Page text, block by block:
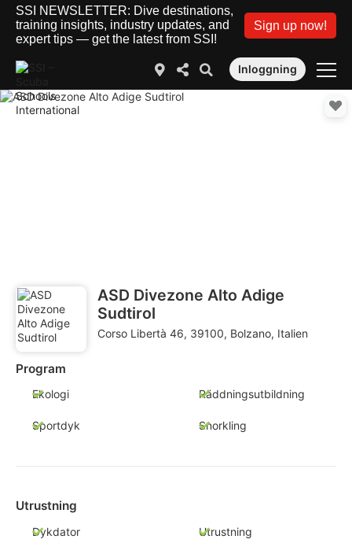
SSI NEWSLETTER: Dive destinations,
training insights, industry updates, and
expert tips — get the latest from SSI!
Sign up now!
Inloggning
ASD Divezone Alto Adige
Sudtirol
Corso Libertà 46, 39100, Bolzano, Italien
Program
Ekologi Räddningsutbildning
Sportdyk Snorkling
Utrustning
Dykdator Utrustning